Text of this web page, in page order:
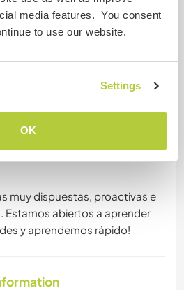
media features. You consent
to use our website.
Settings
OK
organization (both digital
web design
muy dispuestas, proactivas e
Estamos abiertos a aprender
y aprendemos rápido!